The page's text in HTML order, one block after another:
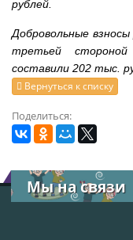
рублей.
Добровольные
третьей
составили 202 тыс.
Вернуться к списку
Поделиться:
Мы на связи